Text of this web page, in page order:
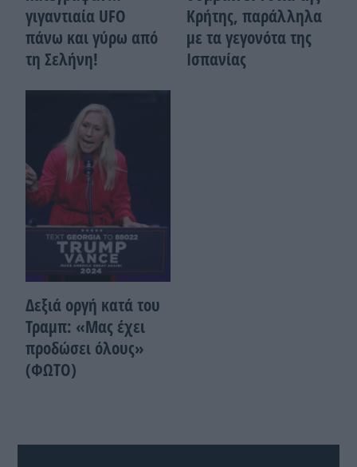
γιγαντιαία UFO
πάνω και γύρω από
τη Σελήνη!
Κρήτης, παράλληλα
με τα γεγονότα της
Ισπανίας
Δεξιά οργή κατά του
Τραμπ: «Μας έχει
προδώσει όλους»
(ΦΩΤΟ)